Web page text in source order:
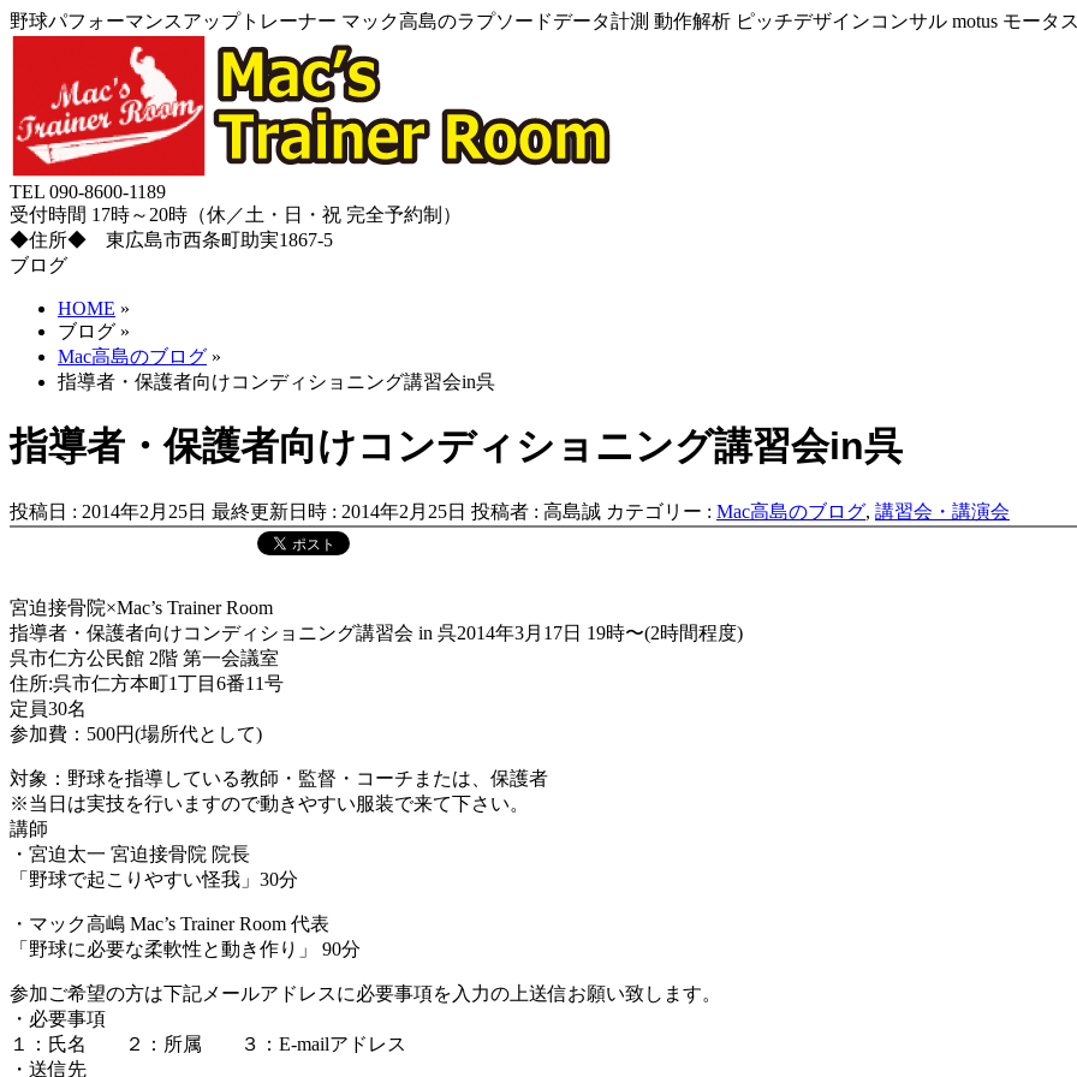
野球パフォーマンスアップトレーナー マック高島のラプソードデータ計測 動作解析 ピッチデザインコンサル motus モー
TEL 090-8600-1189
受付時間 17時～20時（休／土・日・祝 完全予約制）
◆住所◆ 東広島市西条町助実1867-5
ブログ
HOME »
ブログ »
Mac高島のブログ »
指導者・保護者向けコンディショニング講習会in呉
指導者・保護者向けコンディショニング講習会in呉
投稿日 : 2014年2月25日 最終更新日時 : 2014年2月25日 投稿者 : 高島誠 カテゴリー : Mac高島のブログ, 講習会・講演会
宮迫接骨院×Mac’s Trainer Room
指導者・保護者向けコンディショニング講習会 in 呉2014年3月17日 19時〜(2時間程度)
呉市仁方公民館 2階 第一会議室
住所:呉市仁方本町1丁目6番11号
定員30名
参加費：500円(場所代として)
対象：野球を指導している教師・監督・コーチまたは、保護者
※当日は実技を行いますので動きやすい服装で来て下さい。
講師
・宮迫太一 宮迫接骨院 院長
「野球で起こりやすい怪我」30分
・マック高嶋 Mac’s Trainer Room 代表
「野球に必要な柔軟性と動き作り」 90分
参加ご希望の方は下記メールアドレスに必要事項を入力の上送信お願い致します。
・必要事項
１：氏名 ２：所属 ３：E-mailアドレス
・送信先